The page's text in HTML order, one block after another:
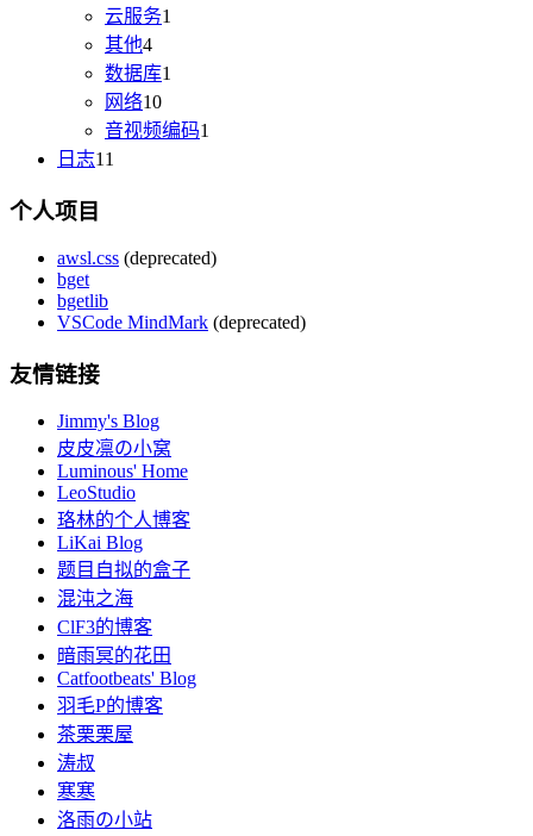
云服务1
其他4
数据库1
网络10
音视频编码1
日志11
个人项目
awsl.css (deprecated)
bget
bgetlib
VSCode MindMark (deprecated)
友情链接
Jimmy's Blog
皮皮凛の小窝
Luminous' Home
LeoStudio
珞林的个人博客
LiKai Blog
题目自拟的盒子
混沌之海
ClF3的博客
暗雨冥的花田
Catfootbeats' Blog
羽毛P的博客
茶栗栗屋
涛叔
寒寒
洛雨の小站